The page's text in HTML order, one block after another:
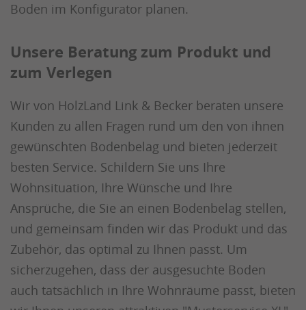
Boden im Konfigurator planen.
Unsere Beratung zum Produkt und
zum Verlegen
Wir von HolzLand Link & Becker beraten unsere
Kunden zu allen Fragen rund um den von ihnen
gewünschten Bodenbelag und bieten jederzeit
besten Service. Schildern Sie uns Ihre
Wohnsituation, Ihre Wünsche und Ihre
Ansprüche, die Sie an einen Bodenbelag stellen,
und gemeinsam finden wir das Produkt und das
Zubehör, das optimal zu Ihnen passt. Um
sicherzugehen, dass der ausgesuchte Boden
auch tatsächlich in Ihre Wohnräume passt, bieten